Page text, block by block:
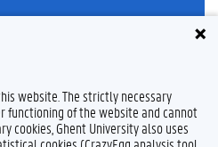
website. The strictly necessary
functioning of the website and cannot
cookies, Ghent University also uses